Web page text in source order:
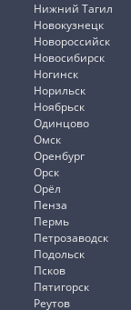
Нижний Тагил
Новокузнецк
Новороссийск
Новосибирск
Ногинск
Норильск
Ноябрьск
Одинцово
Омск
Оренбург
Орск
Орёл
Пенза
Пермь
Петрозаводск
Подольск
Псков
Пятигорск
Реутов